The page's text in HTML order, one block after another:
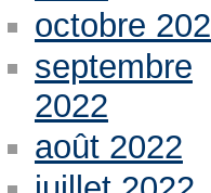
octobre
septembre
2022
août 2022